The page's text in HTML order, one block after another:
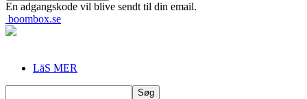
En adgangskode vil blive sendt til din email.
boombox.se
LäS MER